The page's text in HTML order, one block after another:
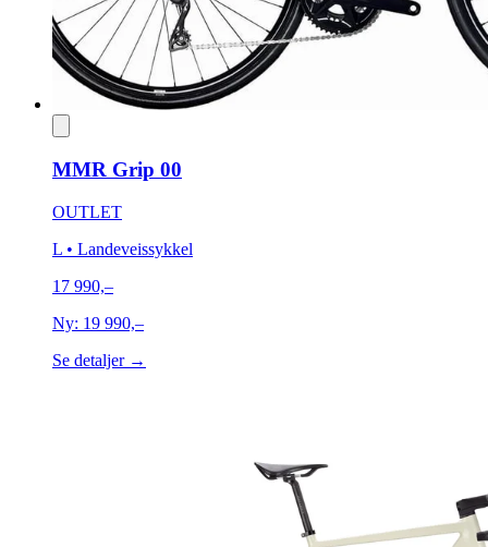
MMR Grip 00
OUTLET
L • Landeveissykkel
17 990,–
Ny: 19 990,–
Se detaljer →